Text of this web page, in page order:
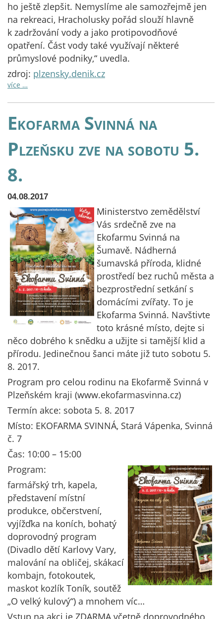
ho ještě zlepšit. Nemyslíme ale samozřejmě jen
na rekreaci, Hracholusky pořád slouží hlavně
k zadržování vody a jako protipovodňové
opatření. Část vody také využívají některé
průmyslové podniky,“ uvedla.
zdroj: plzensky.denik.cz
více …
Ekofarma Svinná na
Plzeňsku zve na sobotu 5.
8.
04.08.2017
Ministerstvo zemědělství
Vás srdečně zve na
Ekofarmu Svinná na
Šumavě. Nádherná
šumavská příroda, klidné
prostředí bez ruchů města a
bezprostřední setkání s
domácími zvířaty. To je
Ekofarma Svinná. Navštivte
toto krásné místo, dejte si
něco dobrého k snědku a užijte si tamější klid a
přírodu. Jedinečnou šanci máte již tuto sobotu 5.
8. 2017.
Program pro celou rodinu na Ekofarmě Svinná v
Plzeňském kraji (www.ekofarmasvinna.cz)
Termín akce: sobota 5. 8. 2017
Místo: EKOFARMA SVINNÁ, Stará Vápenka, Svinná
č. 7
Čas: 10:00 – 15:00
Program:
farmářský trh, kapela,
představení místní
produkce, občerstvení,
vyjížďka na koních, bohatý
doprovodný program
(Divadlo dětí Karlovy Vary,
malování na obličej, skákací
kombajn, fotokoutek,
maskot kozlík Toník, soutěž
„O velký kulový“) a mnohem víc…
Vstup na akci je ZDARMA včetně doprovodného